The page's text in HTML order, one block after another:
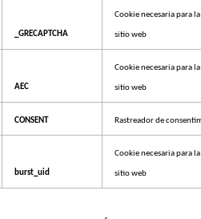
_GRECAPTCHA
Cookie necesaria para
sitio web
AEC
Cookie necesaria para
sitio web
CONSENT Rastreador de
burst_uid
Cookie necesaria para
sitio web